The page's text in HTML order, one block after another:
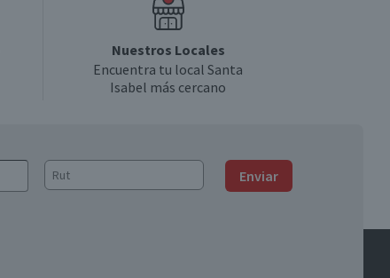
Nuestros Locales
Encuentra tu local Santa
Isabel más cercano
Enviar